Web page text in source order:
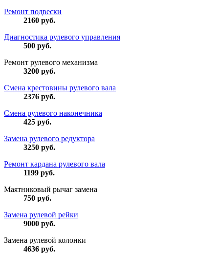
Ремонт подвески
2160 руб.
Диагностика рулевого управления
500 руб.
Ремонт рулевого механизма
3200 руб.
Смена крестовины рулевого вала
2376 руб.
Смена рулевого наконечника
425 руб.
Замена рулевого редуктора
3250 руб.
Ремонт кардана рулевого вала
1199 руб.
Маятниковый рычаг замена
750 руб.
Замена рулевой рейки
9000 руб.
Замена рулевой колонки
4636 руб.